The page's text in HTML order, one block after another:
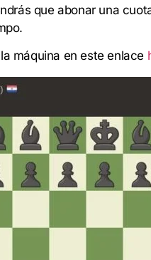
que abonar una
máquina en este enlace